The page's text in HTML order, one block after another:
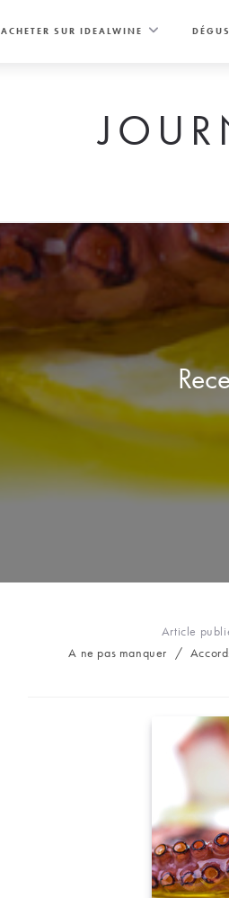
ACHETER SUR IDEALWINE
Article
Post
A ne pas manquer /